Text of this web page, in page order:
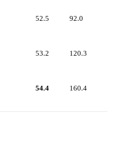
52.5 92.0
53.2 120.3
54.4 160.4